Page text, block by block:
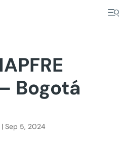
Bogotá
Sep 5, 2024